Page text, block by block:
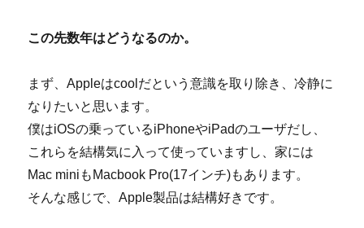
この先数年はどうなるのか。
まず、Appleはcoolだという意識を取り除き、冷静に
なりたいと思います。
僕はiOSの乗っているiPhoneやiPadのユーザだし、
これらを結構気に入って使っていますし、家には
Mac miniもMacbook Pro(17インチ)もあります。
そんな感じで、Apple製品は結構好きです。